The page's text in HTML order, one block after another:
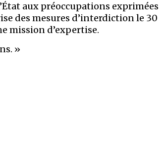
aux préoccupations exprimées
des mesures d’interdiction le 30
mission d’expertise.
»